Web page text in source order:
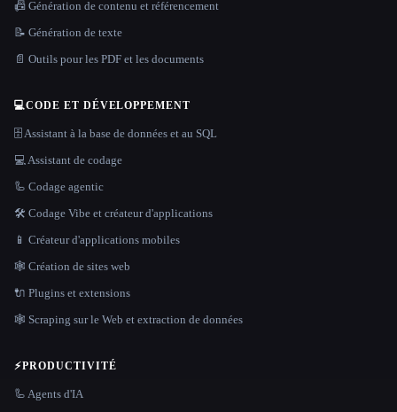
📠 Génération de contenu et référencement
📝 Génération de texte
📄 Outils pour les PDF et les documents
💻CODE ET DÉVELOPPEMENT
🗄️ Assistant à la base de données et au SQL
💻 Assistant de codage
🦾 Codage agentic
🛠️ Codage Vibe et créateur d'applications
📱 Créateur d'applications mobiles
🕸 Création de sites web
🔌 Plugins et extensions
🕸️ Scraping sur le Web et extraction de données
⚡PRODUCTIVITÉ
🦾 Agents d'IA